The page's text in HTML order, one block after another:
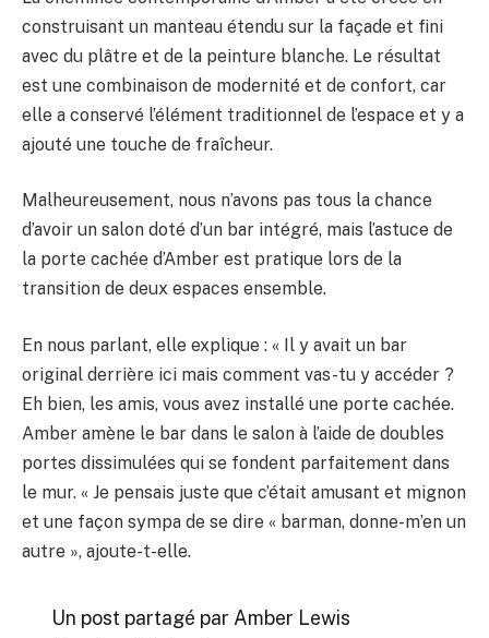
construisant un manteau étendu sur la façade et fini
avec du plâtre et de la peinture blanche. Le résultat
est une combinaison de modernité et de confort, car
elle a conservé l’élément traditionnel de l’espace et y a
ajouté une touche de fraîcheur.
Malheureusement, nous n’avons pas tous la chance
d’avoir un salon doté d’un bar intégré, mais l’astuce de
la porte cachée d’Amber est pratique lors de la
transition de deux espaces ensemble.
En nous parlant, elle explique : « Il y avait un bar
original derrière ici mais comment vas-tu y accéder ?
Eh bien, les amis, vous avez installé une porte cachée.
Amber amène le bar dans le salon à l’aide de doubles
portes dissimulées qui se fondent parfaitement dans
le mur. « Je pensais juste que c’était amusant et mignon
et une façon sympa de se dire « barman, donne-m’en un
autre », ajoute-t-elle.
Un post partagé par Amber Lewis